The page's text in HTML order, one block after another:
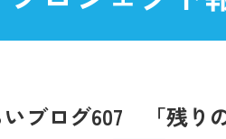
ブログ607 「残りの